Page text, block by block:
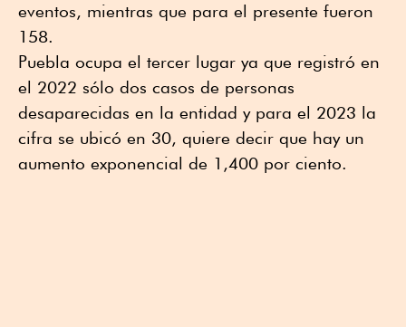
eventos, mientras que para el presente fueron
158.
Puebla ocupa el tercer lugar ya que registró en
el 2022 sólo dos casos de personas
desaparecidas en la entidad y para el 2023 la
cifra se ubicó en 30, quiere decir que hay un
aumento exponencial de 1,400 por ciento.